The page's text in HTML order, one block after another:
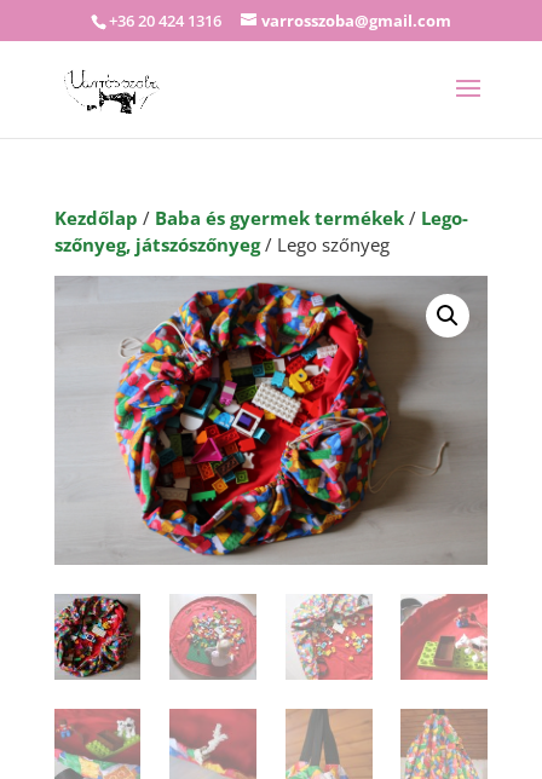
+36 20 424 1316 varrosszoba@gmail.com
Kezdőlap / Baba és gyermek termékek/ Lego-
szőnyeg, játszószőnyeg/ Lego szőnyeg